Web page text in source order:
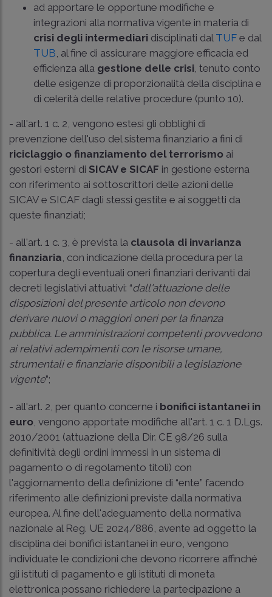
ad apportare le opportune modifiche e
integrazioni alla normativa vigente in materia di
crisi degli intermediari disciplinati dal TUF e dal
TUB , al fine di assicurare maggiore efficacia ed
efficienza alla gestione delle crisi , tenuto conto
delle esigenze di proporzionalità della disciplina e
di celerità delle relative procedure (punto 10).
- all'art. 1 c. 2, vengono estesi gli obblighi di
prevenzione dell'uso del sistema finanziario a fini di
riciclaggio o finanziamento del terrorismo ai
gestori esterni di SICAV e SICAF in gestione esterna
con riferimento ai sottoscrittori delle azioni delle
SICAV e SICAF dagli stessi gestite e ai soggetti da
queste finanziati;
- all'art. 1 c. 3, è prevista la clausola di invarianza
finanziaria , con indicazione della procedura per la
copertura degli eventuali oneri finanziari derivanti dai
decreti legislativi attuativi: “dall'attuazione delle
disposizioni del presente articolo non devono
derivare nuovi o maggiori oneri per la finanza
pubblica. Le amministrazioni competenti provvedono
ai relativi adempimenti con le risorse umane,
strumentali e finanziarie disponibili a legislazione
vigente”;
- all'art. 2, per quanto concerne i bonifici istantanei in
euro , vengono apportate modifiche all'art. 1 c. 1 D.Lgs.
2010/2001 (attuazione della Dir. CE 98/26 sulla
definitività degli ordini immessi in un sistema di
pagamento o di regolamento titoli) con
l'aggiornamento della definizione di “ente” facendo
riferimento alle definizioni previste dalla normativa
europea. Al fine dell'adeguamento della normativa
nazionale al Reg. UE 2024/886, avente ad oggetto la
disciplina dei bonifici istantanei in euro, vengono
individuate le condizioni che devono ricorrere affinché
gli istituti di pagamento e gli istituti di moneta
elettronica possano richiedere la partecipazione a